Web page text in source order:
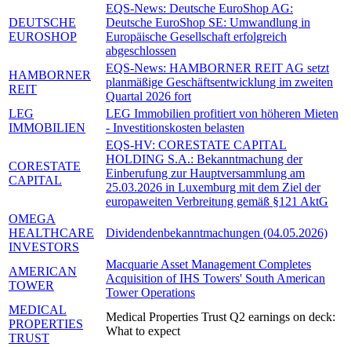
DEUTSCHE
EUROSHOP
EQS-News: Deutsche EuroShop AG:
Deutsche EuroShop SE: Umwandlung in
Europäische Gesellschaft erfolgreich
abgeschlossen
HAMBORNER
REIT
EQS-News: HAMBORNER REIT AG setzt
planmäßige Geschäftsentwicklung im zweiten
Quartal 2026 fort
LEG
IMMOBILIEN
LEG Immobilien profitiert von höheren Mieten
- Investitionskosten belasten
CORESTATE
CAPITAL
EQS-HV: CORESTATE CAPITAL
HOLDING S.A.: Bekanntmachung der
Einberufung zur Hauptversammlung am
25.03.2026 in Luxemburg mit dem Ziel der
europaweiten Verbreitung gemäß §121 AktG
OMEGA
HEALTHCARE
INVESTORS
Dividendenbekanntmachungen (04.05.2026)
AMERICAN
TOWER
Macquarie Asset Management Completes
Acquisition of IHS Towers' South American
Tower Operations
MEDICAL
PROPERTIES
TRUST
Medical Properties Trust Q2 earnings on deck:
What to expect